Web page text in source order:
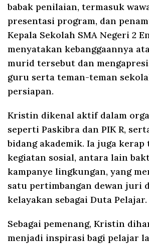
babak penilaian, termasuk
presentasi program, dan
Kepala Sekolah SMA Negeri 2
menyatakan kebanggaannya
murid tersebut dan
guru serta teman-teman
persiapan.
Kristin dikenal aktif dalam
seperti Paskibra dan PIK R,
bidang akademik. Ia juga
kegiatan sosial, antara lain
kampanye lingkungan, yang
satu pertimbangan dewan juri
kelayakan sebagai Duta Pelajar.
Sebagai pemenang, Kristin
menjadi inspirasi bagi pelajar